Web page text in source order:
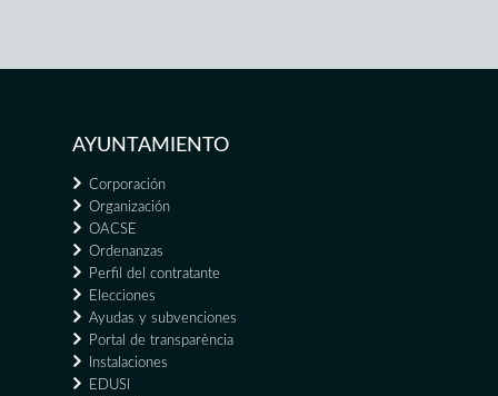
AYUNTAMIENTO
Corporación
Organización
OACSE
Ordenanzas
Perfil del contratante
Elecciones
Ayudas y subvenciones
Portal de transparència
Instalaciones
EDUSI